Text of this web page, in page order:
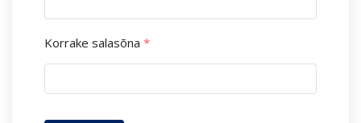
Korrake salasõna *